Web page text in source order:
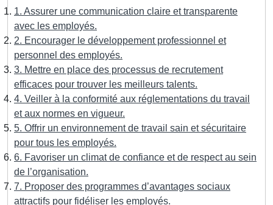
1. Assurer une communication claire et transparente
avec les employés.
2. Encourager le développement professionnel et
personnel des employés.
3. Mettre en place des processus de recrutement
efficaces pour trouver les meilleurs talents.
4. Veiller à la conformité aux réglementations du travail
et aux normes en vigueur.
5. Offrir un environnement de travail sain et sécuritaire
pour tous les employés.
6. Favoriser un climat de confiance et de respect au sein
de l’organisation.
7. Proposer des programmes d’avantages sociaux
attractifs pour fidéliser les employés.